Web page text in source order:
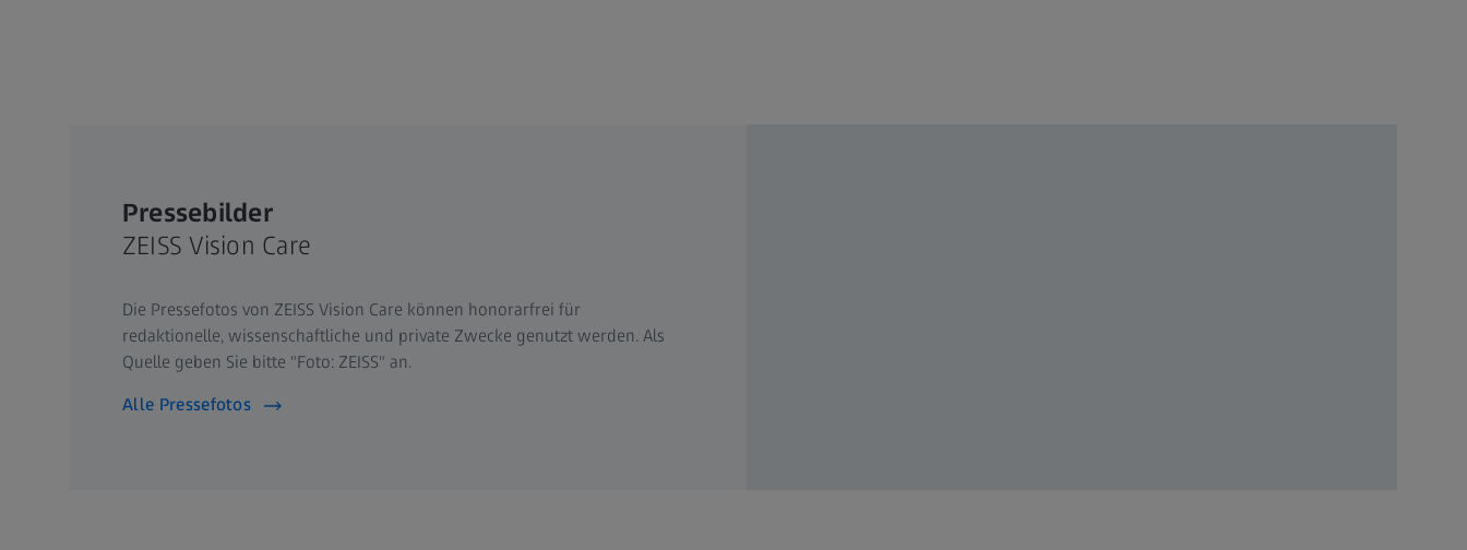
Pressebilder
ZEISS Vision Care
Die Pressefotos von ZEISS Vision Care können honorarfrei für
redaktionelle, wissenschaftliche und private Zwecke genutzt werden. Als
Quelle geben Sie bitte "Foto: ZEISS" an.
Alle Pressefotos